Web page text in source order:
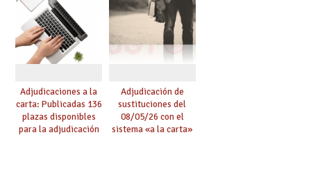
Adjudicaciones a la
carta: Publicadas 136
plazas disponibles
para la adjudicación
Adjudicación de
sustituciones del
08/05/26 con el
sistema «a la carta»